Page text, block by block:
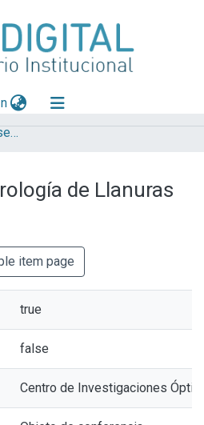
(current)
Artículos, Informes y presentaciones en Congresos IHLLA
de Llanuras
item page
true
false
Centro de Investigaciones